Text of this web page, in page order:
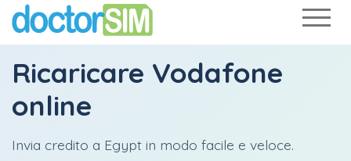
Ricaricare Vodafone
online
Invia credito a Egypt in modo facile e veloce.